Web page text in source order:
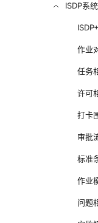
ISDP系
作业
任务
许可
打卡
审批
标准
作业
问题